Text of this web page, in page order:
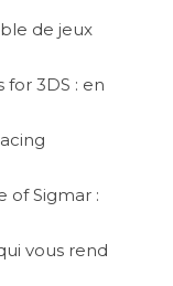
de jeux
for 3DS : en
of Sigmar :
vous rend